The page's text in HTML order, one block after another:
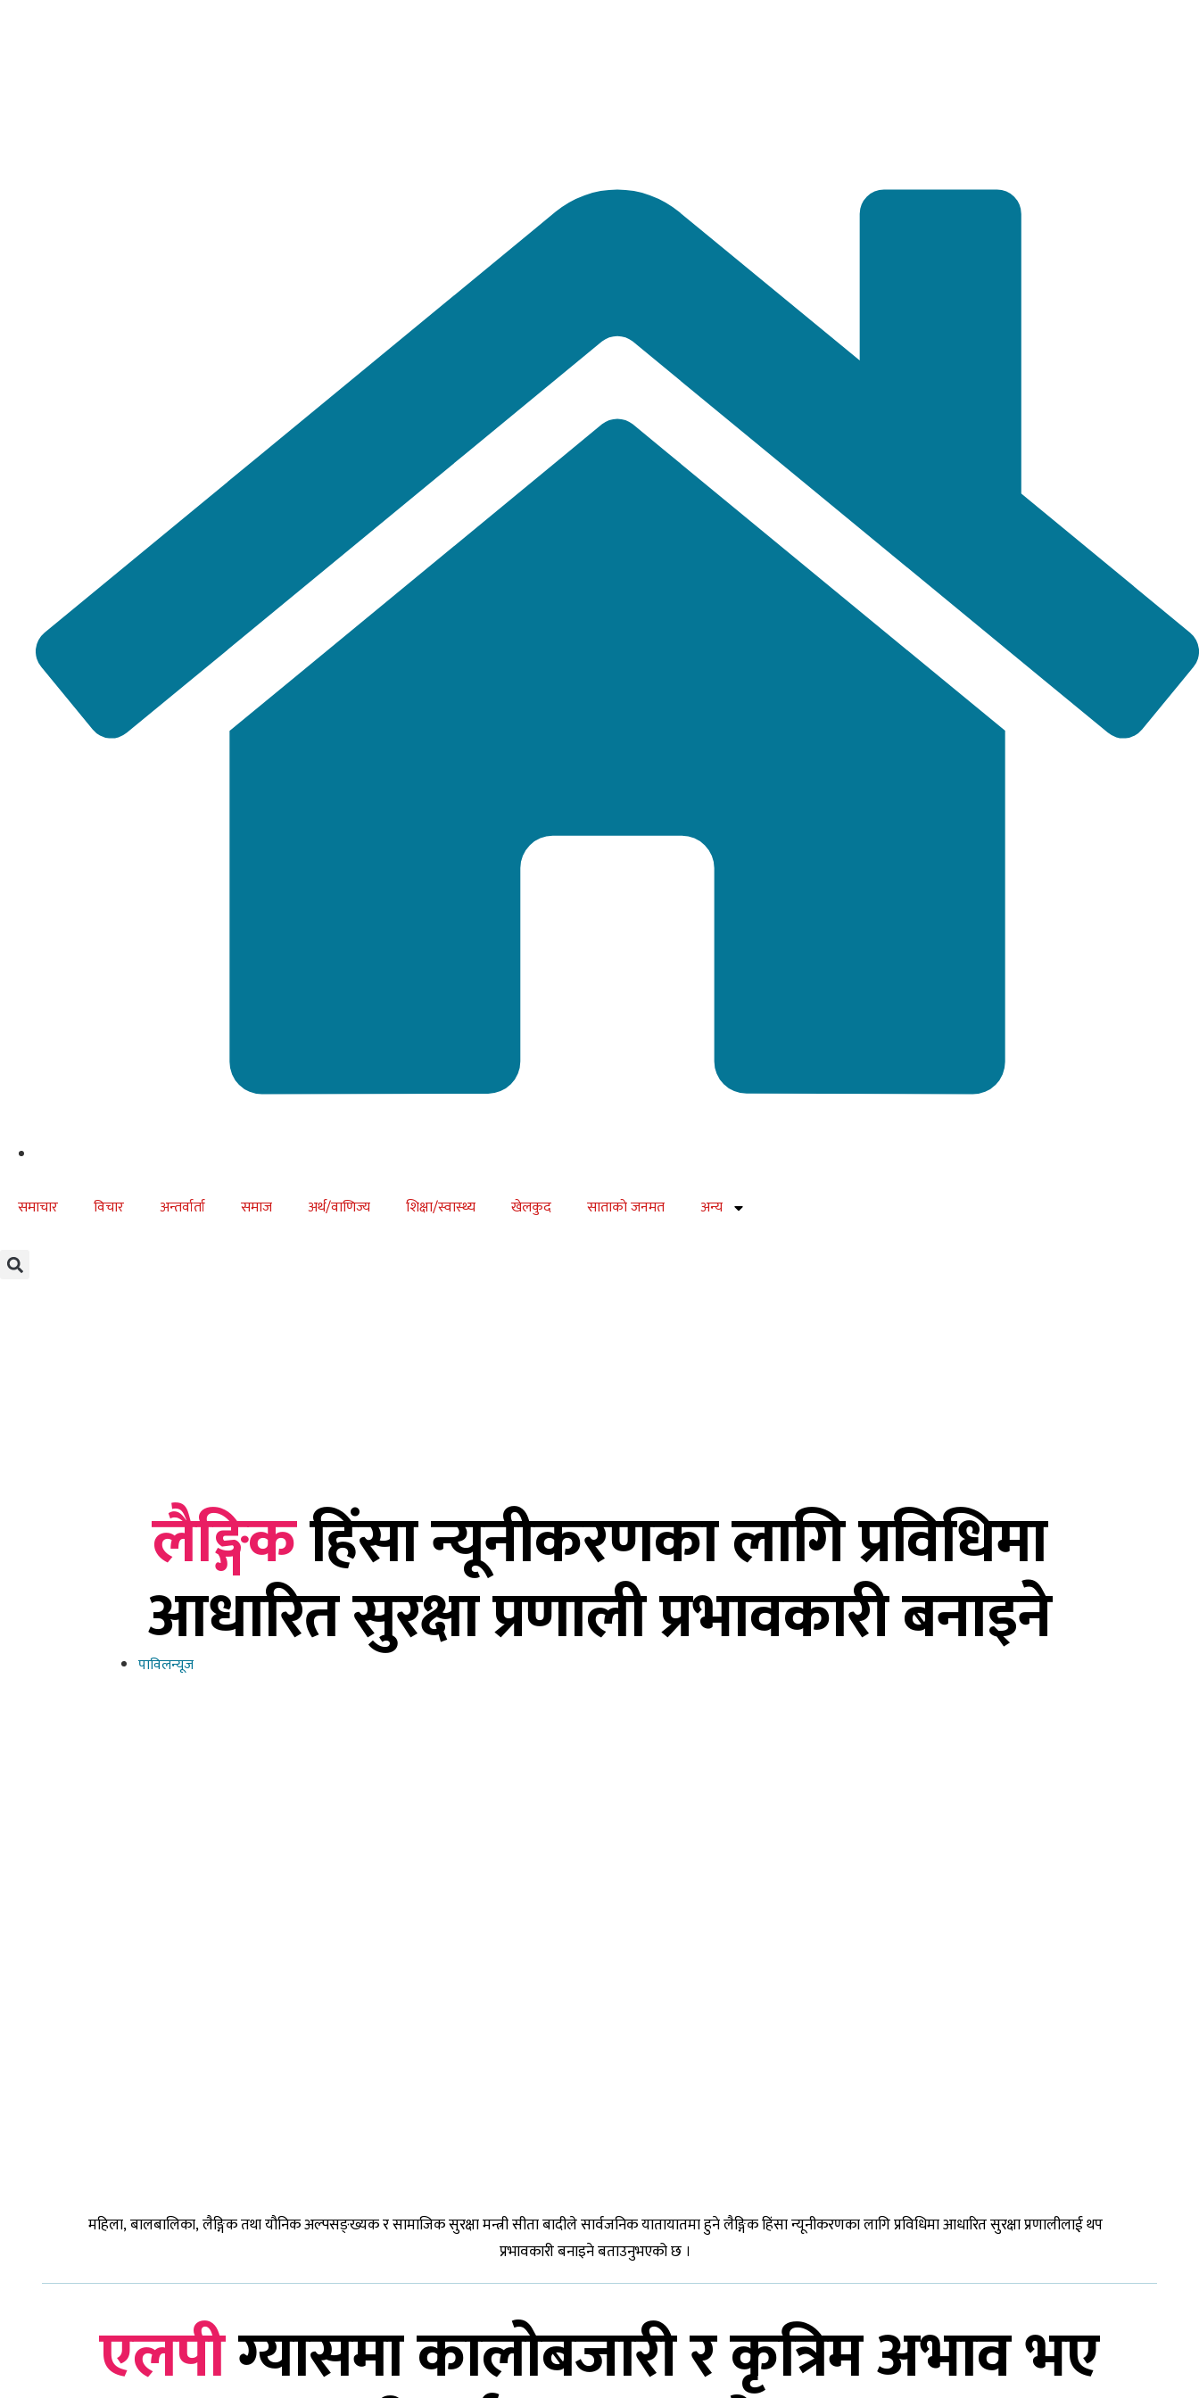
समाचार विचार अन्तर्वार्ता समाज अर्थ/वाणिज्य शिक्षा/स्वास्थ्य खेलकुद साताकाे जनमत अन्य
लैङ्गिकहिंसा न्यूनीकरणका लागि प्रविधिमा
आधारित सुरक्षा प्रणाली प्रभावकारी बनाइने
पाविलन्यूज
महिला, बालबालिका, लैङ्गिक तथा यौनिक अल्पसङ्ख्यक र सामाजिक सुरक्षा मन्त्री सीता बादीले सार्वजनिक यातायातमा हुने लैङ्गिक हिंसा न्यूनीकरणका लागि प्रविधिमा आधारित सुरक्षा प्रणालीलाई थप
प्रभावकारी बनाइने बताउनुभएको छ ।
एलपीग्यासमा कालोबजारी र कृत्रिम अभाव भए